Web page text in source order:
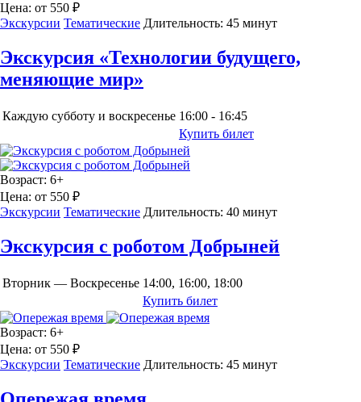
Цена: от 550 ₽
Экскурсии Тематические Длительность: 45 минут
Экскурсия «Технологии будущего,
меняющие мир»
Каждую субботу и воскресенье 16:00 - 16:45
Купить билет
Возраст: 6+
Цена: от 550 ₽
Экскурсии Тематические Длительность: 40 минут
Экскурсия с роботом Добрыней
Вторник — Воскресенье 14:00, 16:00, 18:00
Купить билет
Возраст: 6+
Цена: от 550 ₽
Экскурсии Тематические Длительность: 45 минут